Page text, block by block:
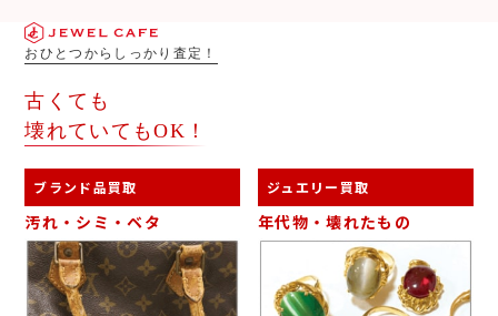
おひとつからしっかり査定！
古くても
壊れていてもOK！
ブランド品買取
汚れ・シミ・ベタ
ジュエリー買取
年代物・壊れたもの